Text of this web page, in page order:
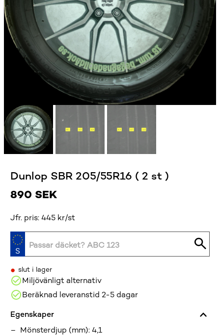
Dunlop SBR 205/55R16 ( 2 st )
890 SEK
Jfr. pris: 445 kr/st
• slut i lager
Miljövänligt alternativ
Beräknad leveranstid 2-5 dagar
Egenskaper
Mönsterdjup (mm):4,1